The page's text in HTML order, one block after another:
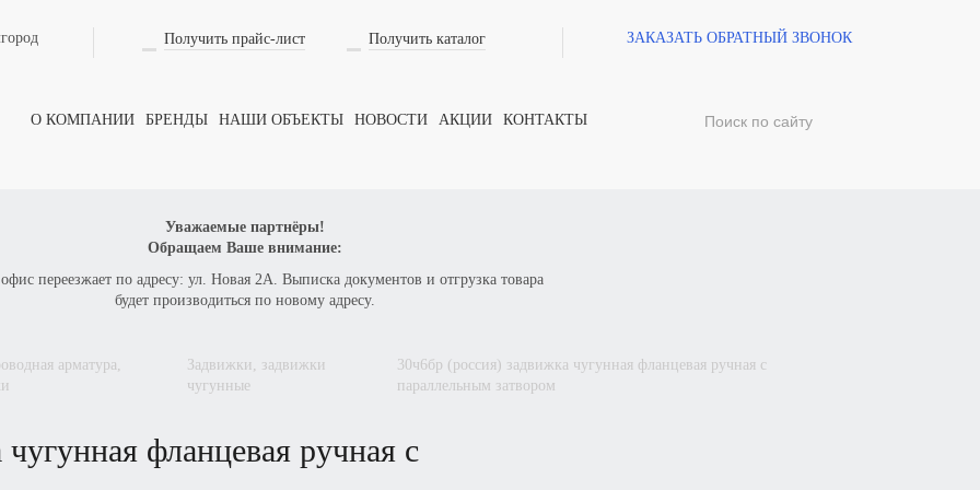
Получить прайс-лист Получить каталог ЗАКАЗАТЬ ОБРАТНЫЙ ЗВОНОК
О КОМПАНИИ БРЕНДЫ НАШИ ОБЪЕКТЫ НОВОСТИ АКЦИИ КОНТАКТЫ
Уважаемые партнёры!
Обращаем Ваше внимание:
переезжает по адресу: ул. Новая 2А. Выписка документов и отгрузка товара
будет производиться по новому адресу.
задвижки, задвижки
чугунные
30ч6бр (россия) задвижка чугунная фланцевая ручная с
параллельным затвором
фланцевая ручная с